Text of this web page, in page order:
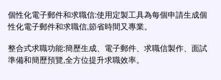
個性化電子郵件和求職信:使用定製工具為每個申請生成個
性化電子郵件和求職信,節省時間又專業。
整合式求職功能:簡歷生成、電子郵件、求職信製作、面試
準備和簡歷預覽,全方位提升求職效率。